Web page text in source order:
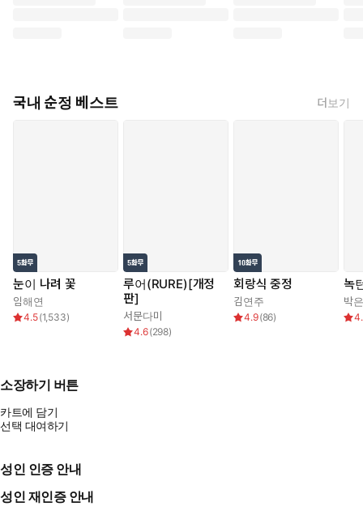
국내 순정 베스트 더보기
눈이 나려 꽃
임해연
4.5(1,533)
루어(RURE)[개정
판]
서문다미
4.6(298)
회랑식 중정
김연주
4.9(86)
녹
박
소장하기 버튼
카트에 담기
선택 대여하기
성인 인증 안내
성인 재인증 안내